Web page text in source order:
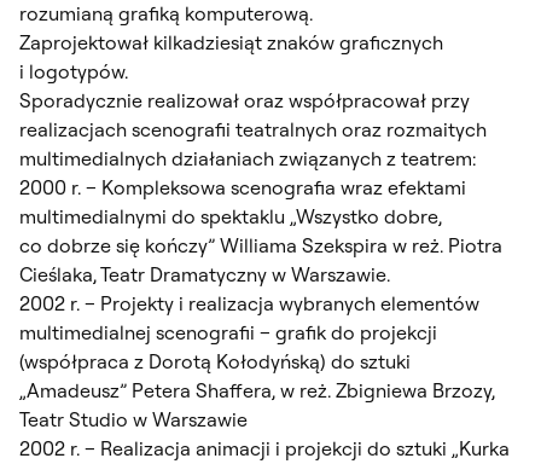
rozumianą grafiką komputerową.
Zaprojektował kilkadziesiąt znaków graficznych
i logotypów.
Sporadycznie realizował oraz współpracował przy
realizacjach scenografii teatralnych oraz rozmaitych
multimedialnych działaniach związanych z teatrem:
2000 r. – Kompleksowa scenografia wraz efektami
multimedialnymi do spektaklu „Wszystko dobre,
co dobrze się kończy” Williama Szekspira w reż. Piotra
Cieślaka, Teatr Dramatyczny w Warszawie.
2002 r. – Projekty i realizacja wybranych elementów
multimedialnej scenografii – grafik do projekcji
(współpraca z Dorotą Kołodyńską) do sztuki
„Amadeusz” Petera Shaffera, w reż. Zbigniewa Brzozy,
Teatr Studio w Warszawie
2002 r. – Realizacja animacji i projekcji do sztuki „Kurka